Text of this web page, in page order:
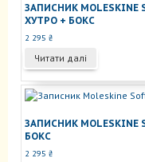
ЗАПИСНИК
ХУТРО + БОКС
2 295 ₴
Читати далі
ЗАПИСНИК
БОКС
2 295 ₴